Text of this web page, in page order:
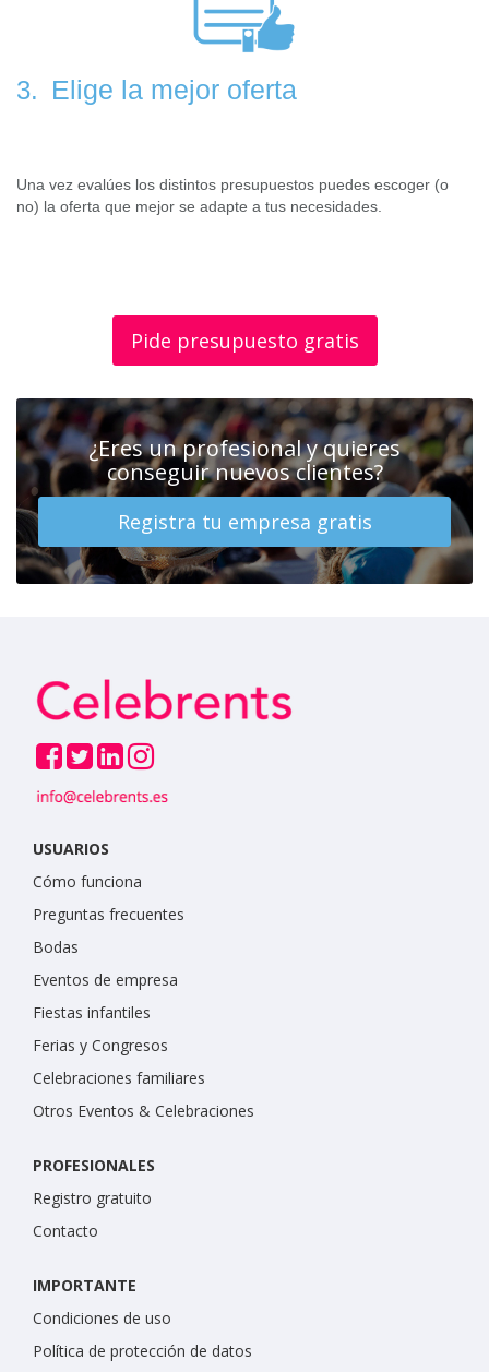
3. Elige la mejor oferta
Una vez evalúes los distintos presupuestos puedes escoger (o
no) la oferta que mejor se adapte a tus necesidades.
Pide presupuesto gratis
¿Eres un profesional y quieres
conseguir nuevos clientes?
Registra tu empresa gratis
USUARIOS
Cómo funciona
Preguntas frecuentes
Bodas
Eventos de empresa
Fiestas infantiles
Ferias y Congresos
Celebraciones familiares
Otros Eventos & Celebraciones
PROFESIONALES
Registro gratuito
Contacto
IMPORTANTE
Condiciones de uso
Política de protección de datos